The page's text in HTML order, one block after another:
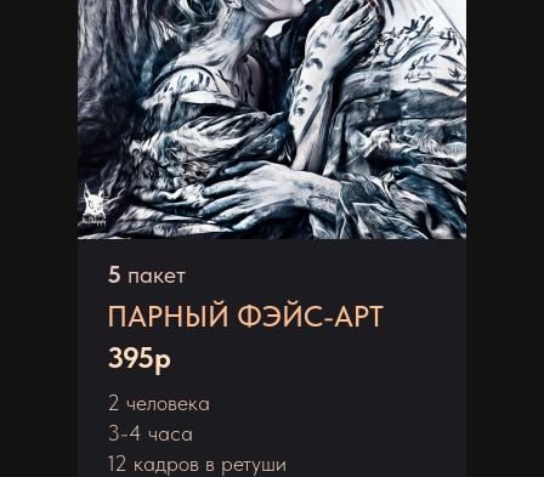
ПАРНЫЙ ФЭЙС-АРТ
5 пакет
2 человека
3-4 часа
12 кадров в ретуши
395р